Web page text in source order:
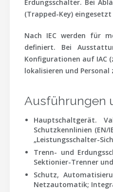
Erdungsschalter. Bei
(Trapped-Key) eingesetzt
Nach IEC werden für
definiert. Bei
Konfigurationen auf IAC
lokalisieren und Personal
Ausführungen
Hauptschaltgerät.
Schutzkennlinien (EN/
„Leistungsschalter-
Trenn- und
Sektionier-Trenner
Schutz,
Netzautomatik;